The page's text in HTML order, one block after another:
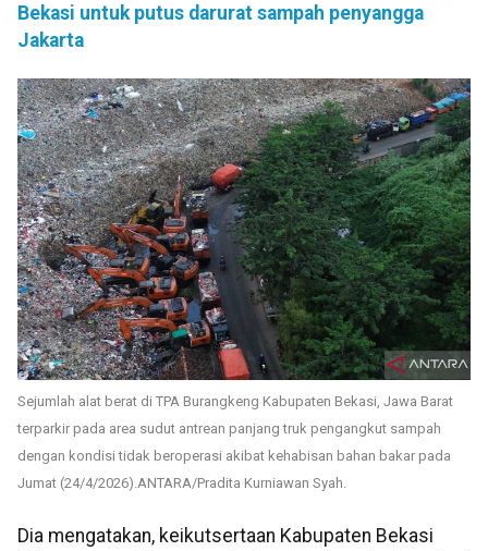
Bekasi untuk putus darurat sampah penyangga
Jakarta
Sejumlah alat berat di TPA Burangkeng Kabupaten Bekasi, Jawa Barat
terparkir pada area sudut antrean panjang truk pengangkut sampah
dengan kondisi tidak beroperasi akibat kehabisan bahan bakar pada
Jumat (24/4/2026).ANTARA/Pradita Kurniawan Syah.
Dia mengatakan, keikutsertaan Kabupaten Bekasi